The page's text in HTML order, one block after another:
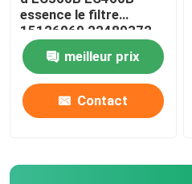
essence le filtre
15126069 22480372
meilleur prix
Contact